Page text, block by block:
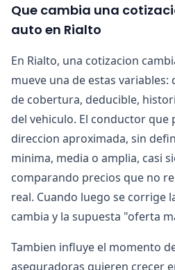
Que cambia una
auto en Rialto
En Rialto, una cotizacion
mueve una de estas
de cobertura, deducible,
del vehiculo. El conductor que
direccion aproximada, sin
minima, media o amplia, casi
comparando precios que no
real. Cuando luego se corrige
cambia y la supuesta "oferta
Tambien influye el momento
aseguradoras quieren crecer